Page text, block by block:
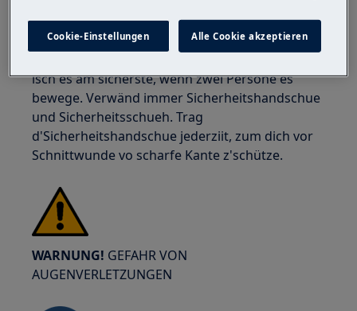
Sorg immer für Vorsicht, wenn du
isch es am sicherste, wenn zwei Persone es
bewege. Verwänd immer Sicherheitshandschue
und Sicherheitsschueh. Trag
d'Sicherheitshandschue jederziit, zum dich vor
Schnittwunde vo scharfe Kante z'schütze.
WARNUNG! GEFAHR VON
AUGENVERLETZUNGEN
Cookie-Einstellungen Alle Cookie akzeptieren